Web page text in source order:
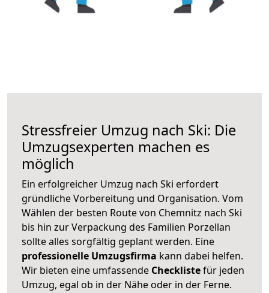
Stressfreier Umzug nach Ski: Die
Umzugsexperten machen es
möglich
Ein erfolgreicher Umzug nach Ski erfordert
gründliche Vorbereitung und Organisation. Vom
Wählen der besten Route von Chemnitz nach Ski
bis hin zur Verpackung des Familien Porzellan
sollte alles sorgfältig geplant werden. Eine
professionelle Umzugsfirma kann dabei helfen.
Wir bieten eine umfassende Checklistefür jeden
Umzug, egal ob in der Nähe oder in der Ferne.